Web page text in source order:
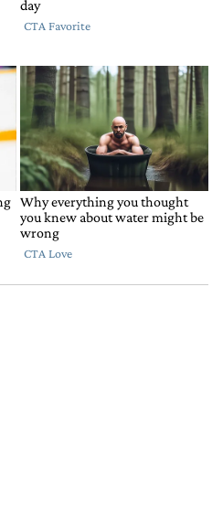
AGOSTO DE 2022
INAPROPIADO